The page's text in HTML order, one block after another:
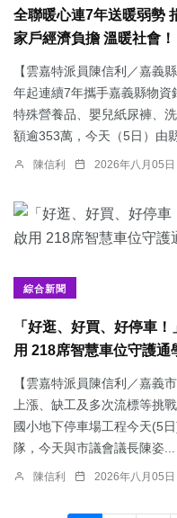
全聯暖心連7年送暖弱勢
家戶經濟負擔 溫暖社會！
【雲嘉特派員陳信利／嘉義
年起連續7年攜手嘉義縣物
特殊營養品、嬰兒紙尿褲、
額逾353萬，今天（5日）由縣
陳信利 2026年八月05日
綜合新聞
「好逛、好買、好停車
用 218席智慧車位守護通
【雲嘉特派員陳信利／嘉義
上漲、缺工及多次流標等挑
國小地下停車場工程今天(5
隊，今天與市議會議長陳姿...
陳信利 2026年八月05日